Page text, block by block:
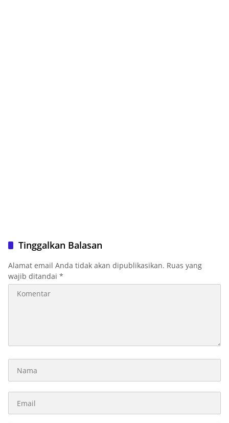
Tinggalkan Balasan
Alamat email Anda tidak akan dipublikasikan. Ruas yang
wajib ditandai *